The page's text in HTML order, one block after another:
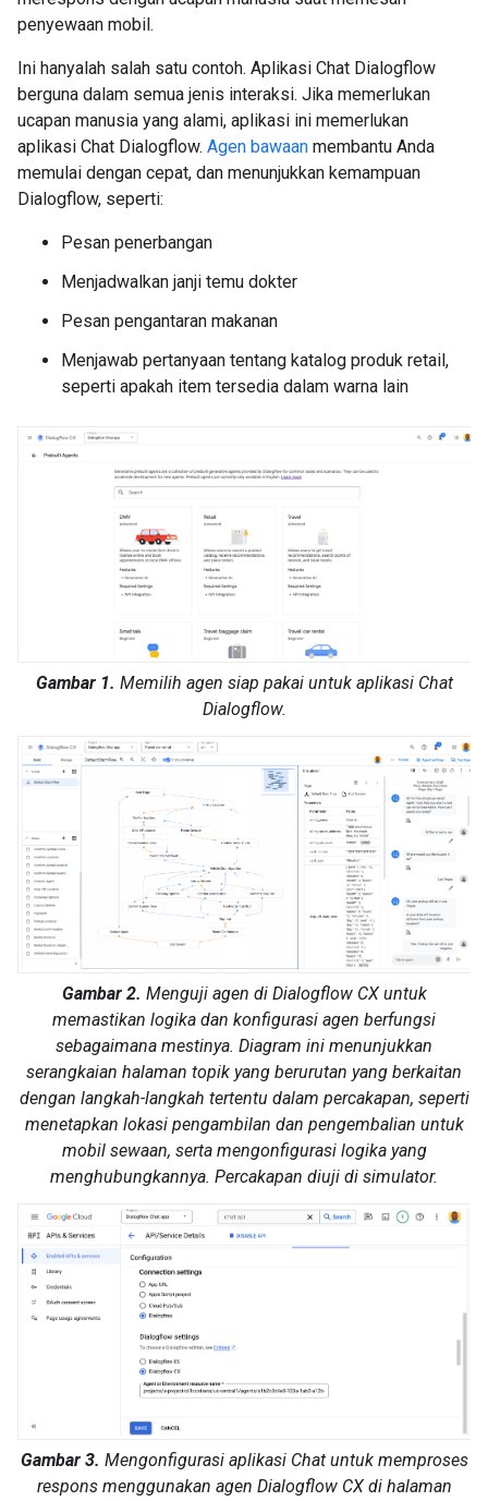
penyewaan mobil.
Ini hanyalah salah satu contoh. Aplikasi Chat Dialogflow
berguna dalam semua jenis interaksi. Jika memerlukan
ucapan manusia yang alami, aplikasi ini memerlukan
aplikasi Chat Dialogflow. Agen bawaan membantu Anda
memulai dengan cepat, dan menunjukkan kemampuan
Dialogflow, seperti:
Pesan penerbangan
Menjadwalkan janji temu dokter
Pesan pengantaran makanan
Menjawab pertanyaan tentang katalog produk retail,
seperti apakah item tersedia dalam warna lain
Gambar 1. Memilih agen siap pakai untuk aplikasi Chat
Dialogflow.
Gambar 2. Menguji agen di Dialogflow CX untuk
memastikan logika dan konfigurasi agen berfungsi
sebagaimana mestinya. Diagram ini menunjukkan
serangkaian halaman topik yang berurutan yang berkaitan
dengan langkah-langkah tertentu dalam percakapan, seperti
menetapkan lokasi pengambilan dan pengembalian untuk
mobil sewaan, serta mengonfigurasi logika yang
menghubungkannya. Percakapan diuji di simulator.
Gambar 3. Mengonfigurasi aplikasi Chat untuk memproses
respons menggunakan agen Dialogflow CX di halaman